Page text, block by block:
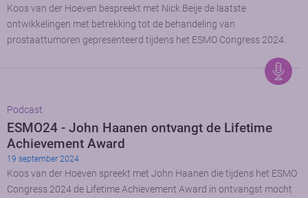
Koos van der Hoeven bespreekt met Nick Beije de laatste
ontwikkelingen met betrekking tot de behandeling van
prostaattumoren gepresenteerd tijdens het ESMO Congress 2024.
Podcast
ESMO24 - John Haanen ontvangt de Lifetime
Achievement Award
19 september 2024
Koos van der Hoeven spreekt met John Haanen die tijdens het ESMO
Congress 2024 de Lifetime Achievement Award in ontvangst mocht